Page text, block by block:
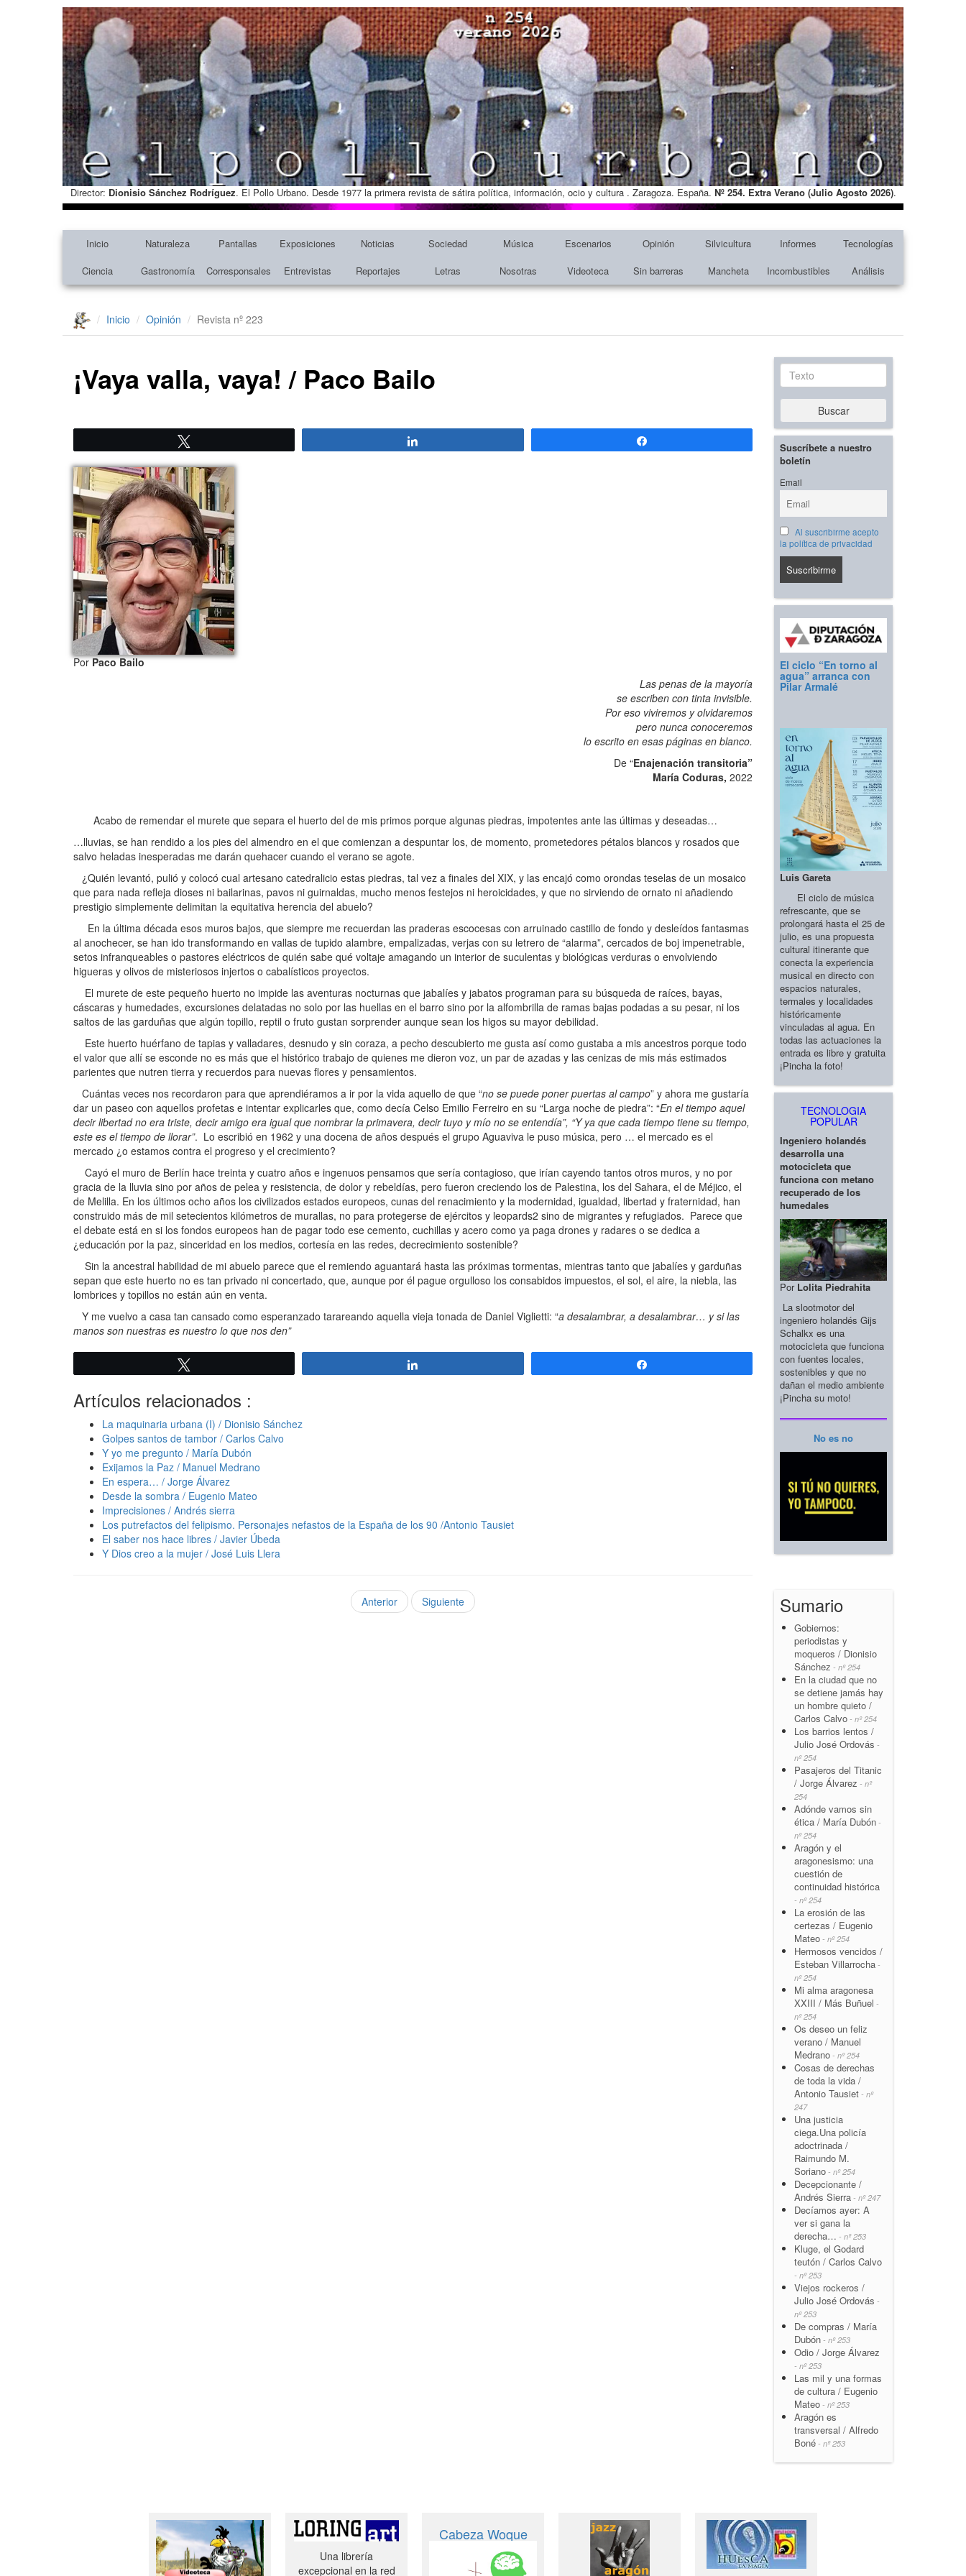
Director: Dionisio Sánchez Rodríguez. El Pollo Urbano. Desde 1977 la primera revista de sátira política, información, ocio y cultura . Zaragoza. España. Nº 254. Extra Verano (Julio Agosto 2026).
Inicio Naturaleza Pantallas Exposiciones Noticias Sociedad Música Escenarios Opinión Silvicultura Informes
Tecnologías
Ciencia
Gastronomía Corresponsales Entrevistas Reportajes Letras Nosotras Videoteca Sin barreras Mancheta Incombustibles Análisis
Inicio Opinión Revista nº 223
¡Vaya valla, vaya! / Paco Bailo
PorPaco Bailo
Las penas de la mayoría
se escriben con tinta invisible.
Por eso viviremos y olvidaremos
pero nunca conoceremos
lo escrito en esas páginas en blanco.
De “Enajenación transitoria”
María Coduras, 2022
Acabo de remendar el murete que separa el huerto del de mis primos porque algunas piedras, impotentes ante las últimas y deseadas…
…lluvias, se han rendido a los pies del almendro en el que comienzan a despuntar los, de momento, prometedores pétalos blancos y rosados que
salvo heladas inesperadas me darán quehacer cuando el verano se agote.
¿Quién levantó, pulió y colocó cual artesano catedralicio estas piedras, tal vez a finales del XIX, y las encajó como orondas teselas de un mosaico
que para nada refleja dioses ni bailarinas, pavos ni guirnaldas, mucho menos festejos ni heroicidades, y que no sirviendo de ornato ni añadiendo
prestigio simplemente delimitan la equitativa herencia del abuelo?
En la última década esos muros bajos, que siempre me recuerdan las praderas escocesas con arruinado castillo de fondo y desleídos fantasmas
al anochecer, se han ido transformando en vallas de tupido alambre, empalizadas, verjas con su letrero de “alarma”, cercados de boj impenetrable,
setos infranqueables o pastores eléctricos de quién sabe qué voltaje amagando un interior de suculentas y biológicas verduras o envolviendo
higueras y olivos de misteriosos injertos o cabalísticos proyectos.
El murete de este pequeño huerto no impide las aventuras nocturnas que jabalíes y jabatos programan para su búsqueda de raíces, bayas,
cáscaras y humedades, excursiones delatadas no solo por las huellas en el barro sino por la alfombrilla de ramas bajas podadas a su pesar, ni los
saltos de las garduñas que algún topillo, reptil o fruto gustan sorprender aunque sean los higos su mayor debilidad.
Este huerto huérfano de tapias y valladares, desnudo y sin coraza, a pecho descubierto me gusta así como gustaba a mis ancestros porque todo
el valor que allí se esconde no es más que el histórico trabajo de quienes me dieron voz, un par de azadas y las cenizas de mis más estimados
parientes que nutren tierra y recuerdos para nuevas flores y pensamientos.
Cuántas veces nos recordaron para que aprendiéramos a ir por la vida aquello de que “no se puede poner puertas al campo” y ahora me gustaría
dar un paseo con aquellos profetas e intentar explicarles que, como decía Celso Emilio Ferreiro en su “Larga noche de piedra”: “En el tiempo aquel
decir libertad no era triste, decir amigo era igual que nombrar la primavera, decir tuyo y mío no se entendía”, “Y ya que cada tiempo tiene su tiempo,
este es el tiempo de llorar”. Lo escribió en 1962 y una docena de años después el grupo Aguaviva le puso música, pero … el mercado es el
mercado ¿o estamos contra el progreso y el crecimiento?
Cayó el muro de Berlín hace treinta y cuatro años e ingenuos pensamos que sería contagioso, que irían cayendo tantos otros muros, y no por
gracia de la lluvia sino por años de pelea y resistencia, de dolor y rebeldías, pero fueron creciendo los de Palestina, los del Sahara, el de Méjico, el
de Melilla. En los últimos ocho años los civilizados estados europeos, cunas del renacimiento y la modernidad, igualdad, libertad y fraternidad, han
construido más de mil setecientos kilómetros de murallas, no para protegerse de ejércitos y leopards2 sino de migrantes y refugiados. Parece que
el debate está en si los fondos europeos han de pagar todo ese cemento, cuchillas y acero como ya paga drones y radares o se dedica a
¿educación por la paz, sinceridad en los medios, cortesía en las redes, decrecimiento sostenible?
Sin la ancestral habilidad de mi abuelo parece que el remiendo aguantará hasta las próximas tormentas, mientras tanto que jabalíes y garduñas
sepan que este huerto no es tan privado ni concertado, que, aunque por él pague orgulloso los consabidos impuestos, el sol, el aire, la niebla, las
lombrices y topillos no están aún en venta.
Y me vuelvo a casa tan cansado como esperanzado tarareando aquella vieja tonada de Daniel Viglietti: “a desalambrar, a desalambrar… y si las
manos son nuestras es nuestro lo que nos den”
Artículos relacionados :
La maquinaria urbana (I) / Dionisio Sánchez
Golpes santos de tambor / Carlos Calvo
Y yo me pregunto / María Dubón
Exijamos la Paz / Manuel Medrano
En espera… / Jorge Álvarez
Desde la sombra / Eugenio Mateo
Imprecisiones / Andrés sierra
Los putrefactos del felipismo. Personajes nefastos de la España de los 90 /Antonio Tausiet
El saber nos hace libres / Javier Úbeda
Y Dios creo a la mujer / José Luis Llera
Anterior Siguiente
Texto
Buscar
Suscríbete a nuestro
boletín
Email
Al suscribirme acepto
la política de privacidad
El ciclo “En torno al
agua” arranca con
Pilar Armalé
Luis Gareta
El ciclo de música
refrescante, que se
prolongará hasta el 25 de
julio, es una propuesta
cultural itinerante que
conecta la experiencia
musical en directo con
espacios naturales,
termales y localidades
históricamente
vinculadas al agua. En
todas las actuaciones la
entrada es libre y gratuita
¡Pincha la foto!
TECNOLOGIA
POPULAR
Ingeniero holandés
desarrolla una
motocicleta que
funciona con metano
recuperado de los
humedales
Por Lolita Piedrahita
La slootmotor del
ingeniero holandés Gijs
Schalkx es una
motocicleta que funciona
con fuentes locales,
sostenibles y que no
dañan el medio ambiente
¡Pincha su moto!
No es no
Sumario
Gobiernos:
periodistas y
moqueros / Dionisio
Sánchez - nº 254
En la ciudad que no
se detiene jamás hay
un hombre quieto /
Carlos Calvo - nº 254
Los barrios lentos /
Julio José Ordovás -
nº 254
Pasajeros del Titanic
/ Jorge Álvarez - nº
254
Adónde vamos sin
ética / María Dubón -
nº 254
Aragón y el
aragonesismo: una
cuestión de
continuidad histórica
- nº 254
La erosión de las
certezas / Eugenio
Mateo - nº 254
Hermosos vencidos /
Esteban Villarrocha -
nº 254
Mi alma aragonesa
XXIII / Más Buñuel -
nº 254
Os deseo un feliz
verano / Manuel
Medrano - nº 254
Cosas de derechas
de toda la vida /
Antonio Tausiet - nº
247
Una justicia
ciega.Una policía
adoctrinada /
Raimundo M.
Soriano - nº 254
Decepcionante /
Andrés Sierra - nº 247
Decíamos ayer: A
ver si gana la
derecha… - nº 253
Kluge, el Godard
teutón / Carlos Calvo
- nº 253
Viejos rockeros /
Julio José Ordovás -
nº 253
De compras / María
Dubón - nº 253
Odio / Jorge Álvarez
- nº 253
Las mil y una formas
de cultura / Eugenio
Mateo - nº 253
Aragón es
transversal / Alfredo
Boné - nº 253
Una librería
excepcional en la red
Cabeza Woque